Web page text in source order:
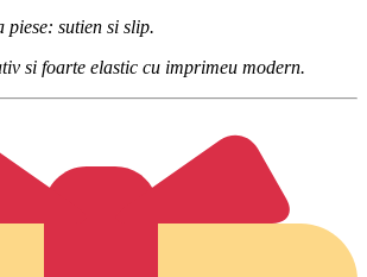
piese: sutien si slip.
si foarte elastic cu imprimeu modern.